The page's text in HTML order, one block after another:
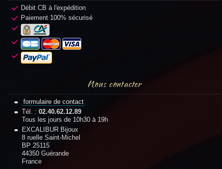
Débit CB à l'expédition
Paiement 100% sécurisé
Nous contacter
formulaire de contact
Tél. : 02.40.62.12.89
Tous les jours de 10h30 à 19h
EXCALIBUR Bijoux
8 ruelle Saint-Michel
BP 25115
44350 Guérande
France